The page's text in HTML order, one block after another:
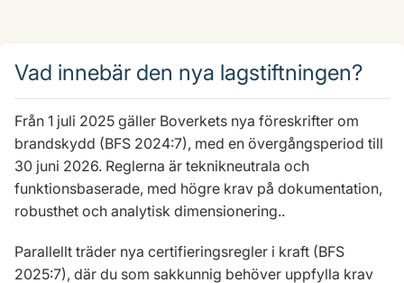
Vad innebär den nya lagstiftningen?
Från 1 juli 2025 gäller Boverkets nya föreskrifter om
brandskydd (BFS 2024:7), med en övergångsperiod till
30 juni 2026. Reglerna är teknikneutrala och
funktionsbaserade, med högre krav på dokumentation,
robusthet och analytisk dimensionering..
Parallellt träder nya certifieringsregler i kraft (BFS
2025:7), där du som sakkunnig behöver uppfylla krav